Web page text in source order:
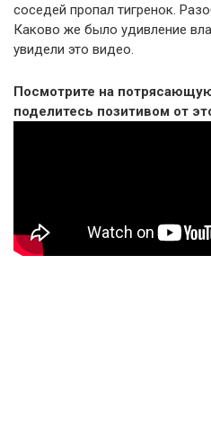
соседей пропал тигренок.
Каково же было удивление
увидели это видео.
Посмотрите на
поделитесь позитивом от